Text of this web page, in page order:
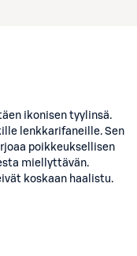
ikonisen tyylinsä.
lenkkarifaneille. Sen
poikkeuksellisen
miellyttävän.
koskaan haalistu.